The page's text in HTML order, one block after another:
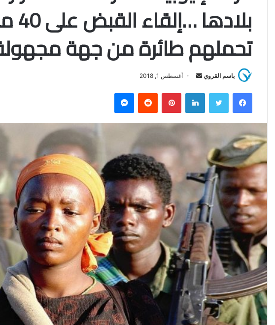
تحملهم طائرة من جهة
باسم القروي
س
ب
ر
إ
ك
ر
و
ن
ي
أغسطس 1, 2018
فيسبوك لينكدإن بينتيريست